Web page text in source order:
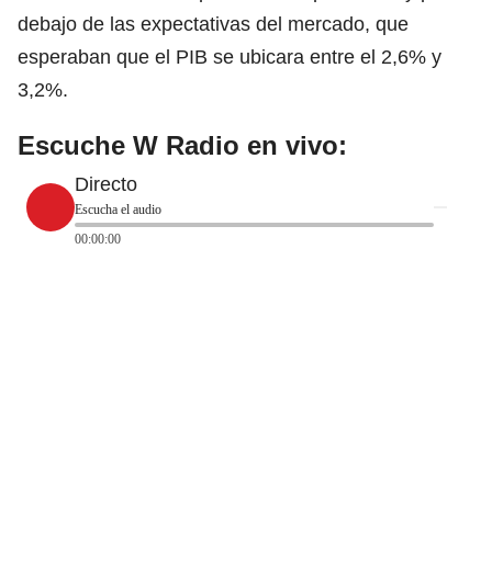
debajo de las expectativas del mercado, que
esperaban que el PIB se ubicara entre el 2,6% y
3,2%.
Escuche W Radio en vivo:
Directo
Escucha el audio
00:00:00